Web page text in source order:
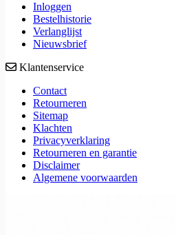
Inloggen
Bestelhistorie
Verlanglijst
Nieuwsbrief
Klantenservice
Contact
Retourneren
Sitemap
Klachten
Privacyverklaring
Retourneren en garantie
Disclaimer
Algemene voorwaarden